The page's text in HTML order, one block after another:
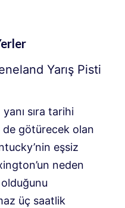
Yarış Pisti
sıra tarihi
de götürecek olan
eşsiz
neden
üç saatlik